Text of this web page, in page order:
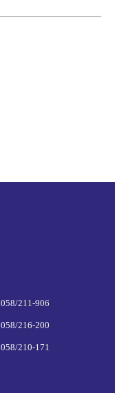
058/211-906
058/216-200
058/210-171